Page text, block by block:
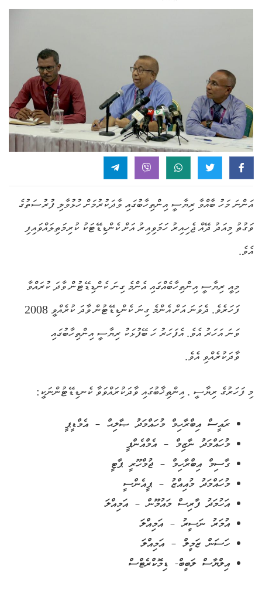
އަންނަ މަހު ބާއްވާ ރިޔާސީ އިންތިހާބުގައި ވާދަކުރުމަށް ހުޅުވާލި ފުރުސަތުގެ
ވަގުތު މިއަދު ދޭއް ޖެހިއިރު ހަމަވިއިރު އަށް ކެންޑިޑޭޓަކު ކުރިމަތިލައްވައިފި
އެވެ.
މިއީ ރިޔާސީ އިންތިހާބެއްގައި އެންމެ ގިނަ ކެންޑިޑޭޓުން ވާދަ ކުރައްވާ
ފަހަރެވެ. ދެވަނަ އަށް އެންމެ ގިނަ ކެންޑިޑޭޓުން ވާދަ ކުރެއްވީ 2008
ވަނަ އަހަރު އެވެ. އެފަހަރު ހަ ބޭފުޅަކު ރިޔާސީ އިންތިހާބުގައި
ވާދަކުރެއްވި އެވެ.
މި ފަހަރުގެ ރިޔާސީ . އިންތިޚާބުގައި ވާދަކުރައްވަވާ ކެނޑިޑޭޓުންނަކީ:
ރައީސް އިބްރާހިމް މުހައްމަދު ޞާލިޙް – އެމްޑީޕީ
މުހައްމަދު ނާޒިމް – އެމްއެންޕީ
ގާސިމް އިބްރާހިމް – ޖުމްހޫރީ ޕާޓީ
މުހައްމަދު މުއިއްޒު – ޕީއެންސީ
އަހުމަދު ފާރިސް މައުމޫން – އަމިއްލަ
އުމަރު ނަސީރު – އަމިއްލަ
ހަސަން ޒަމީލް – އަމިއްލަ
އިލްޔާސް ލަބީބް- ޑިމޮކްރެޓްސް